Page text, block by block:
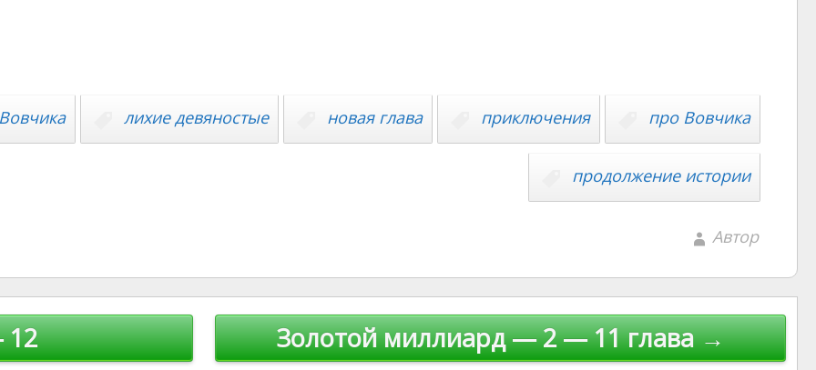
лихие девяностые новая глава приключения про Вовчика
продолжение истории
Автор
Золотой миллиард — 2 — 11 глава →